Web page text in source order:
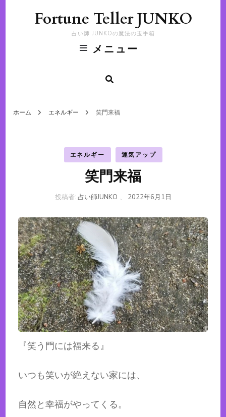
Fortune Teller JUNKO
占い師 JUNKOの魔法の玉手箱
メニュー
ホーム エネルギー 笑門来福
エネルギー 運気アップ
笑門来福
投稿者: 占い師JUNKO 、 2022年6月1日
『笑う門には福来る』
いつも笑いが絶えない家には、
自然と幸福がやってくる。